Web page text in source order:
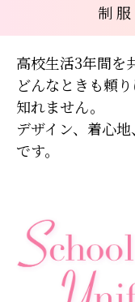
制
高校生活3年間を
どんなときも頼り
知れません。
デザイン、着心
です。